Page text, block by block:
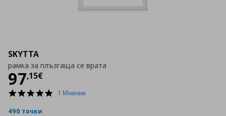
SKYTTA
рамка за плъзгаща се врата
97,15€
Цена
5.01 Мнение
490 точки